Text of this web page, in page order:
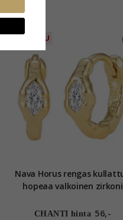
POISTUU
Nava Horus rengas kullattua
hopeaa valkoinen zirkoni
CHANTI hinta 56,-